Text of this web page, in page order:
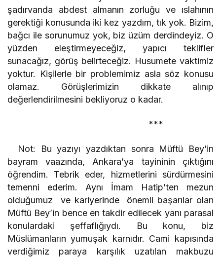
şadırvanda abdest almanın zorluğu ve ıslahının
gerektiği konusunda iki kez yazdım, tık yok. Bizim,
bağcı ile sorunumuz yok, biz üzüm derdindeyiz. O
yüzden eleştirmeyeceğiz, yapıcı teklifler
sunacağız, görüş belirteceğiz. Husumete vaktimiz
yoktur. Kişilerle bir problemimiz asla söz konusu
olamaz. Görüşlerimizin dikkate alınıp
değerlendirilmesini bekliyoruz o kadar.
***
Not: Bu yazıyı yazdıktan sonra Müftü Bey’in
bayram vaazında, Ankara’ya tayininin çıktığını
öğrendim. Tebrik eder, hizmetlerini sürdürmesini
temenni ederim. Aynı İmam Hatip’ten mezun
olduğumuz ve kariyerinde önemli başarılar olan
Müftü Bey’in bence en takdir edilecek yanı parasal
konulardaki şeffaflığıydı. Bu konu, biz
Müslümanların yumuşak karnıdır. Cami kapısında
verdiğimiz paraya karşılık uzatılan makbuzu